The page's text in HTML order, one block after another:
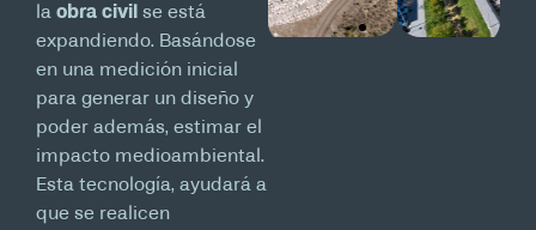
la obra civil se está
expandiendo. Basándose
en una medición inicial
para generar un diseño y
poder además, estimar el
impacto medioambiental.
Esta tecnología, ayudará a
que se realicen